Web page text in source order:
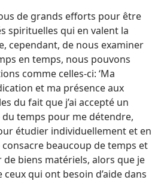
de grands efforts pour être
spirituelles qui en valent la
cependant, de nous examiner
en temps, nous pouvons
comme celles-ci: ‘Ma
et ma présence aux
du fait que j’ai accepté un
du temps pour me détendre,
étudier individuellement et en
consacre beaucoup de temps et
de biens matériels, alors que je
qui ont besoin d’aide dans